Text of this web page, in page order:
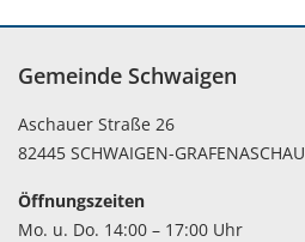
Gemeinde Schwaigen
Aschauer Straße 26
82445 SCHWAIGEN-GRAFENASCHAU
Öffnungszeiten
Mo. u. Do. 14:00 – 17:00 Uhr